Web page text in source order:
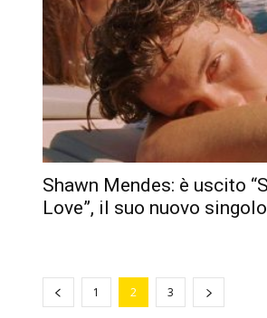
Shawn Mendes: è uscito
Love”, il suo nuovo singolo
1 2 3